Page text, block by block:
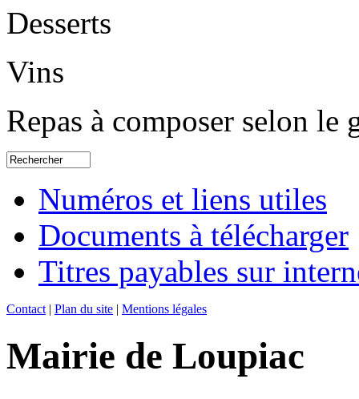
Desserts
Vins
Repas à composer selon le
Numéros et liens utiles
Documents à télécharger
Titres payables sur
Contact | Plan du site | Mentions légales
Mairie de Loupiac